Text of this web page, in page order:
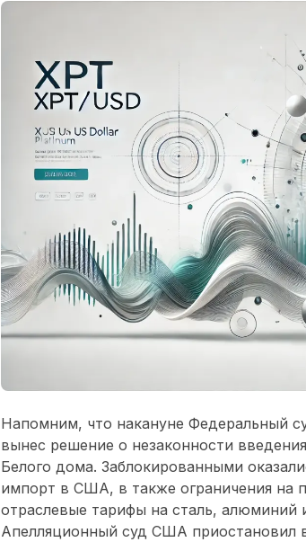
Напомним, что накануне Федеральный
вынес решение о незаконности
Белого дома. Заблокированными
импорт в США, в также ограничения
отраслевые тарифы на сталь, алюминий
Апелляционный суд США приостановил